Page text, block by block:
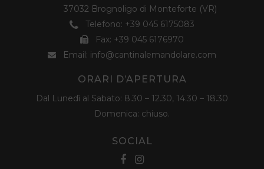
37032 Brognoligo di Monteforte (VR)
Telefono: +39 045 6175083
Fax: +39 045 6176970
Email: info@cantinalemandolare.com
ORARI D’APERTURA
Dal Lunedì al Sabato: 8.30 – 12.30, 14.30 – 18.30
Domenica: chiuso.
SOCIAL